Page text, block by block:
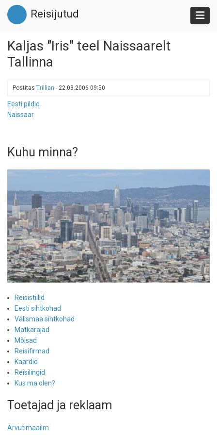
Liigu
edasi
põhisisu
Reisijutud
Kaljas "Iris" teel Naissaarelt
Tallinna
Postitas Trillian - 22.03.2006 09:50
Eesti pildid
Naissaar
Kuhu minna?
Reisistiilid
Eesti sihtkohad
Välismaa sihtkohad
Matkarajad
Mõisad
Reisifirmad
Kaardid
Reisilingid
Kus ma olen?
Toetajad ja reklaam
Arvutimaailm